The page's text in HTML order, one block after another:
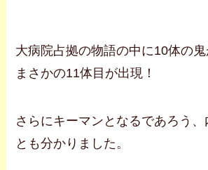
大病院占拠の物語の中に10体の鬼
まさかの11体目が出現！
さらにキーマンとなるであろう、
とも分かりました。